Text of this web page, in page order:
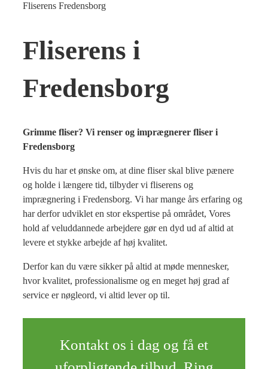
Fliserens Fredensborg
Fliserens i
Fredensborg
Grimme fliser? Vi renser og imprægnerer fliser i
Fredensborg
Hvis du har et ønske om, at dine fliser skal blive pænere
og holde i længere tid, tilbyder vi fliserens og
imprægnering i Fredensborg. Vi har mange års erfaring og
har derfor udviklet en stor ekspertise på området, Vores
hold af veluddannede arbejdere gør en dyd ud af altid at
levere et stykke arbejde af høj kvalitet.
Derfor kan du være sikker på altid at møde mennesker,
hvor kvalitet, professionalisme og en meget høj grad af
service er nøgleord, vi altid lever op til.
Kontakt os i dag og få et